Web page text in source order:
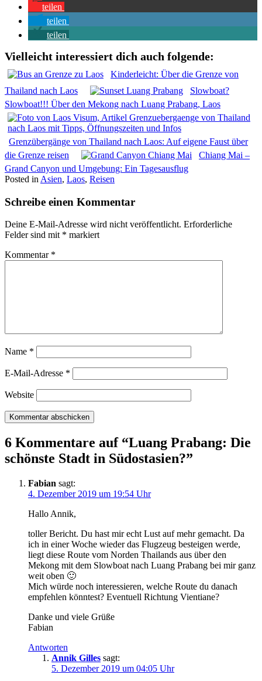
teilen
teilen
teilen
Vielleicht interessiert dich auch folgende:
Kinderleicht: Über die Grenze von
Thailand nach Laos
Slowboat?
Slowboat!!! Über den Mekong nach Luang Prabang, Laos
Grenzübergänge von Thailand nach Laos: Auf eigene Faust über
die Grenze reisen
Chiang Mai –
Grand Canyon und Umgebung: Ein Tagesausflug
Posted in Asien, Laos, Reisen
Schreibe einen Kommentar
Deine E-Mail-Adresse wird nicht veröffentlicht. Erforderliche
Felder sind mit * markiert
Kommentar *
Name *
E-Mail-Adresse *
Website
6 Kommentare auf “Luang Prabang: Die
schönste Stadt in Südostasien?”
Fabian sagt:
4. Dezember 2019 um 19:54 Uhr
Hallo Annik,
toller Bericht. Du hast mir echt Lust auf mehr gemacht. Da
ich in einer Woche wieder das Flugzeug besteigen werde,
liegt diese Route vom Norden Thailands aus über den
Mekong mit dem Slowboat nach Luang Prabang bei mir ganz
weit oben 🙂
Mich würde noch interessieren, welche Route du danach
empfehlen könntest? Eventuell Richtung Vientiane?
Danke und viele Grüße
Fabian
Antworten
Annik Gilles sagt:
5. Dezember 2019 um 04:05 Uhr